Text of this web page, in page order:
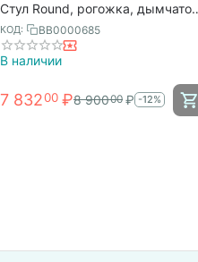
Стул Round, рогожка, дымчато-
серый, Bergenson Bjorn
КОД: BB0000685
В наличии
7 83200 ₽8 90000 ₽ -12%